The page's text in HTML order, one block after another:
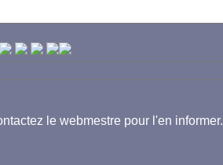
le webmestre pour l'en informer.